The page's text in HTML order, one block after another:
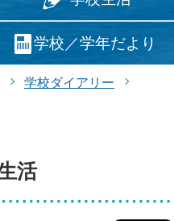
学校／学年だより
学校ダイアリー
活